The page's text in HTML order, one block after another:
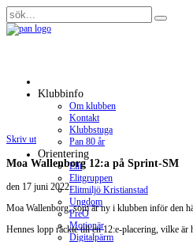
Klubbinfo
Om klubben
Kontakt
Klubbstuga
Pan 80 år
Orientering
Elit
Elitgruppen
Elitmiljö Kristianstad
Ungdom
PreO
Motionär
Digitalpärm
Skriv ut
Moa Wallenborg 12:a på Sprint-SM
den 17 juni 2022.
Moa Wallenborg, som är ny i klubben inför den
Hennes lopp räckte till en 12:e-placering, vilke